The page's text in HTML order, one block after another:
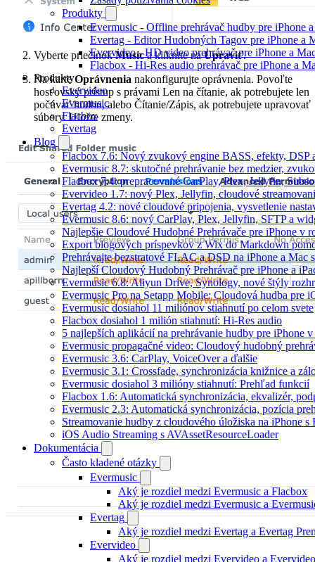
Produkty
Evermusic - Offline prehrávač hudby pre iPhone
Evertag - Editor Hudobných Tagov pre iPhone a
Evervideo - HD video prehrávač pre iPhone a
Flacbox - Hi-Res audio prehrávač pre iPhone a
Produkty
Evervideo
Evermusic
Flacbox
Evertag
Blog
Flacbox 7.6: Nový zvukový engine BASS, efekty, DSP
Evermusic 8.7: skutočné prehrávanie bez medzier,
Flacbox 7.4: prepracované CarPlay, Plex, Jellyfin,
Evervideo 1.7: nový Plex, Jellyfin, cloudové
Evertag 4.2: nové cloudové pripojenia, vysvetlenie
Evermusic 8.6: nový CarPlay, Plex, Jellyfin, SFTP a
Najlepšie Cloudové Hudobné Prehrávače pre iPhone v
Export blogových príspevkov z Wix do Markdown
Prehrávajte bezstratové FLAC a DSD na iPhone a Mac
Najlepší Cloudový Hudobný Prehrávač pre iPhone a
Evermusic 6.8: Aliyun Drive, Synology, nové štýly
Evermusic Pro na Setapp Mobile: Cloudová hudba pre
Evermusic dosiahol 11 miliónov stiahnutí po celom svete
Flacbox dosiahol 1 milión stiahnutí: Hi-Res audio
5 najlepších aplikácií na prehrávanie hudby pre iPhone
Evermusic propagačné video: Cloudový hudobný
Evermusic 3.6: CarPlay, VoiceOver a ďalšie
Evermusic 3.1: Crossfade, synchronizácia knižnice a
Evermusic dosiahol 3 milióny stiahnutí: Prehľad funkcií
Flacbox 1.6: Automatická synchronizácia, ekvalizér,
Evermusic 2.3: Automatická synchronizácia, pozícia
Streamovanie hudby z cloudového úložiska na iPhone s
iOS Audio Streaming s AVAssetResourceLoader
Dokumentácia
Často kladené otázky
Evermusic
Aký je rozdiel medzi Evermusic a Flacbox
Aký je rozdiel medzi Evermusic a
Evertag
Aký je rozdiel medzi Evertag a Evertag
Evervideo
Aký je rozdiel medzi Evervideo a
Vyberte priečinokMusica kliknite naUpraviť.
Na karteOprávnenia nakonfigurujte oprávnenia. Povoľte
hosťovský prístup s právami Len na čítanie, ak potrebujete len
počúvať hudbu, alebo Čítanie/Zápis, ak potrebujete upravovať
súbory. Uložte zmeny.